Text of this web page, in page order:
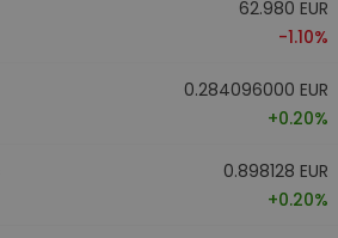
62.980 EUR
-1.10%
0.284096000 EUR
+0.20%
0.898128 EUR
+0.20%